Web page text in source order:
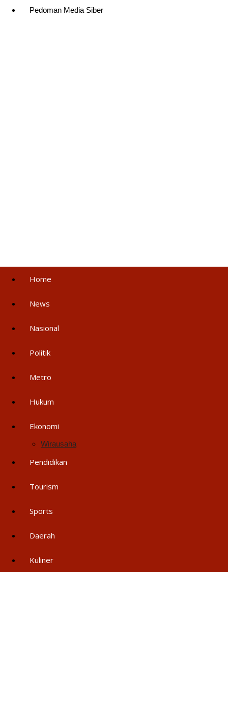
Pedoman Media Siber
Home
News
Nasional
Politik
Metro
Hukum
Ekonomi
Wirausaha
Pendidikan
Tourism
Sports
Daerah
Kuliner